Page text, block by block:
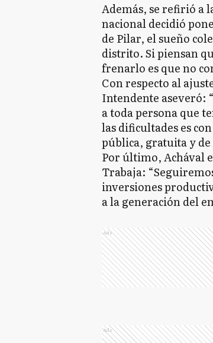
Además, se refirió a
nacional decidió
de Pilar, el sueño
distrito. Si piensan
frenarlo es que no
Con respecto al
Intendente aseveró:
a toda persona que
las dificultades es
pública, gratuita y
Por último, Achával
Trabaja:
inversiones
a la generación del
Ads
Ads